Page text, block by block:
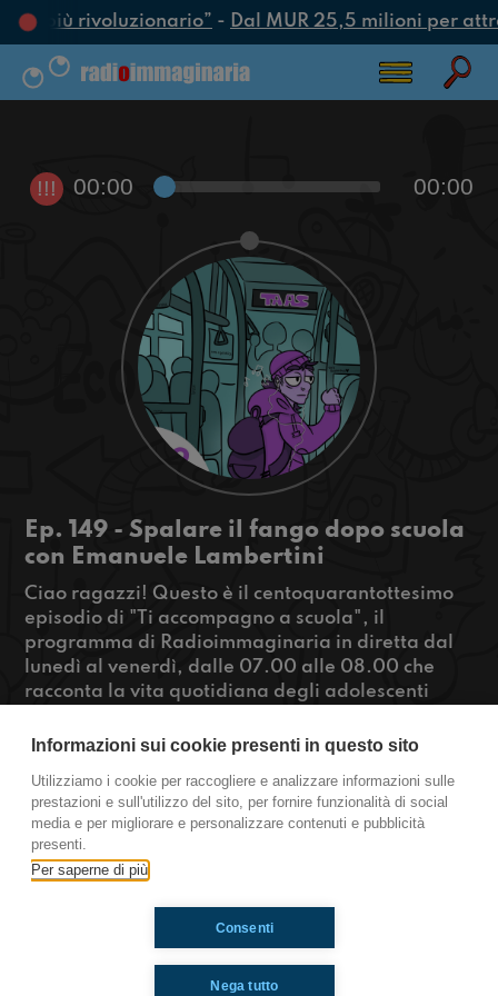
più rivoluzionario”-Dal MUR 25,5 milioni per
!!! 00:00 00:00
Ep. 149 - Spalare il fango dopo scuola
con Emanuele Lambertini
Ciao ragazzi! Questo è il centoquarantottesimo
episodio di "Ti accompagno a scuola", il
programma di Radioimmaginaria in diretta dal
lunedì al venerdì, dalle 07.00 alle 08.00 che
racconta la vita quotidiana degli adolescenti
Emanuele Lambertini, atleta paralimpico di
colpita dall’alluvione, ha dato un contributo
fondamentale.
https://www.radioimmaginaria.it
Ti è piaciuto? Condividilo!
Informazioni sui cookie presenti in questo sito
Utilizziamo i cookie per raccogliere e analizzare informazioni sulle
prestazioni e sull'utilizzo del sito, per fornire funzionalità di social
media e per migliorare e personalizzare contenuti e pubblicità
presenti.
Per saperne di più
Nega tutto
Consenti